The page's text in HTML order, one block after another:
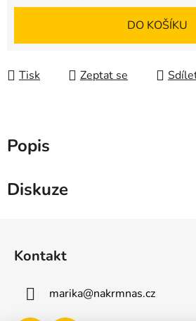
Měrná cena:
DO KOŠÍKU
Tisk Zeptat se
Popis
Diskuze
Kontakt
marika@nakrmnas.cz